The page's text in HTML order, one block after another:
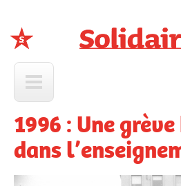
1996 : Une
dans